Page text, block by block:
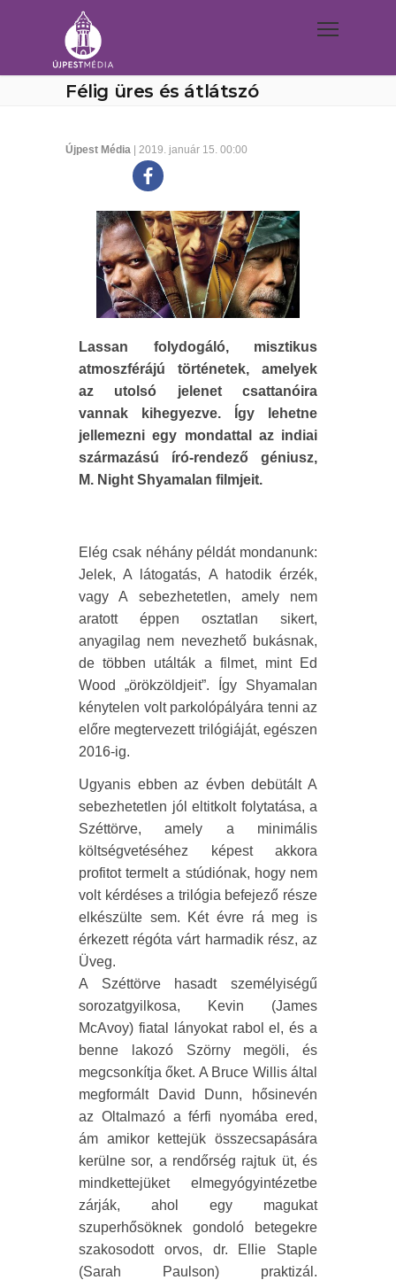
Félig üres és átlátszó
Újpest Média | 2019. január 15. 00:00
Lassan folydogáló, misztikus
atmoszférájú történetek, amelyek
az utolsó jelenet csattanóira
vannak kihegyezve. Így lehetne
jellemezni egy mondattal az indiai
származású író-rendező géniusz,
M. Night Shyamalan filmjeit.
Elég csak néhány példát mondanunk:
Jelek, A látogatás, A hatodik érzék,
vagy A sebezhetetlen, amely nem
aratott éppen osztatlan sikert,
anyagilag nem nevezhető bukásnak,
de többen utálták a filmet, mint Ed
Wood „örökzöldjeit”. Így Shyamalan
kénytelen volt parkolópályára tenni az
előre megtervezett trilógiáját, egészen
2016-ig.
Ugyanis ebben az évben debütált A
sebezhetetlen jól eltitkolt folytatása, a
Széttörve, amely a minimális
költségvetéséhez képest akkora
profitot termelt a stúdiónak, hogy nem
volt kérdéses a trilógia befejező része
elkészülte sem. Két évre rá meg is
érkezett régóta várt harmadik rész, az
Üveg.
A Széttörve hasadt személyiségű
sorozatgyilkosa, Kevin (James
McAvoy) fiatal lányokat rabol el, és a
benne lakozó Szörny megöli, és
megcsonkítja őket. A Bruce Willis által
megformált David Dunn, hősinevén
az Oltalmazó a férfi nyomába ered,
ám amikor kettejük összecsapására
kerülne sor, a rendőrség rajtuk üt, és
mindkettejüket elmegyógyintézetbe
zárják, ahol egy magukat
szuperhősöknek gondoló betegekre
szakosodott orvos, dr. Ellie Staple
(Sarah Paulson) praktizál.